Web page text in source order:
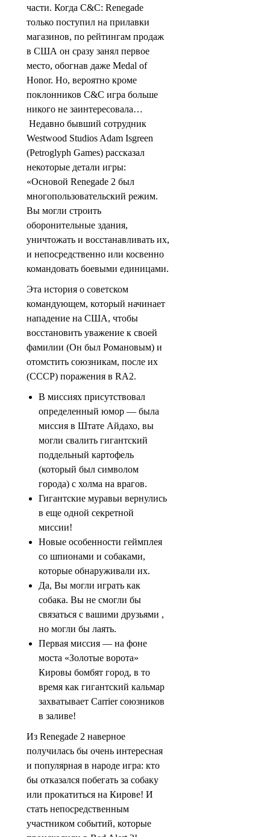
части. Когда C&C: Renegade
только поступил на прилавки
магазинов, по рейтингам продаж
в США он сразу занял первое
место, обогнав даже Medal of
Honor. Но, вероятно кроме
поклонников C&C игра больше
никого не заинтересовала…
Недавно бывший сотрудник
Westwood Studios Adam Isgreen
(Petroglyph Games) рассказал
некоторые детали игры:
«Основой Renegade 2 был
многопользовательский режим.
Вы могли строить
оборонительные здания,
уничтожать и восстанавливать их,
и непосредственно или косвенно
командовать боевыми единицами.
Эта история о советском
командующем, который начинает
нападение на США, чтобы
восстановить уважение к своей
фамилии (Он был Романовым) и
отомстить союзникам, после их
(СССР) поражения в RA2.
В миссиях присутствовал
определенный юмор — была
миссия в Штате Айдахо, вы
могли свалить гигантский
поддельный картофель
(который был символом
города) с холма на врагов.
Гигантские муравьи вернулись
в еще одной секретной
миссии!
Новые особенности геймплея
со шпионами и собаками,
которые обнаруживали их.
Да, Вы могли играть как
собака. Вы не смогли бы
связаться с вашими друзьями ,
но могли бы лаять.
Первая миссия — на фоне
моста «Золотые ворота»
Кировы бомбят город, в то
время как гигантский кальмар
захватывает Carrier союзников
в заливе!
Из Renegade 2 наверное
получилась бы очень интересная
и популярная в народе игра: кто
бы отказался побегать за собаку
или прокатиться на Кирове! И
стать непосредственным
участником событий, которые